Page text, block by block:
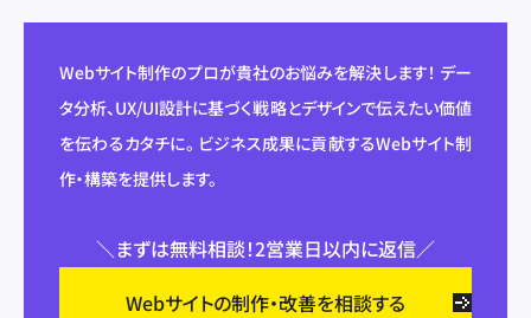
Webサイト制作のプロが貴社のお悩みを解決します！ デー
タ分析、UX/UI設計に基づく戦略とデザインで伝えたい価値
を伝わるカタチに。 ビジネス成果に貢献するWebサイト制
作・構築を提供します。
＼まずは無料相談！2営業日以内に返信／
Webサイトの制作・改善を相談する